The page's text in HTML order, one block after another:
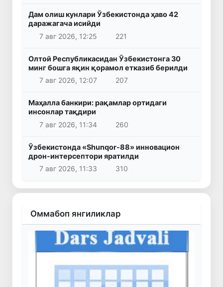
Дам олиш кунлари Ўзбекистонда ҳаво 42
даражагача исийди
7 авг 2026, 12:25
221
Олтой Республикасидан Ўзбекистонга 30
минг бошга яқин қорамол етказиб берилди
7 авг 2026, 12:07
207
Маҳалла банкири: рақамлар ортидаги
инсонлар тақдири
7 авг 2026, 11:34
260
Ўзбекистонда «Shunqor-88» инновацион
дрон-интерсептори яратилди
7 авг 2026, 11:33
310
Оммабоп янгиликлар